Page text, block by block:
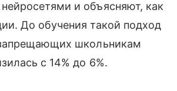
и объясняют, как
До обучения такой подход
школьникам
с 14% до 6%.